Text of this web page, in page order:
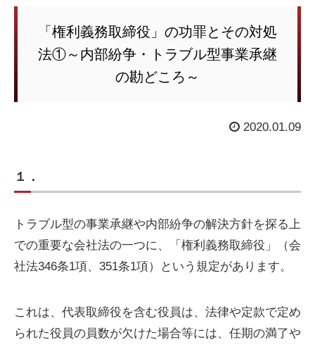
「権利義務取締役」の功罪とその対処
法①～内部紛争・トラブル型事業承継
の勘どころ～
2020.01.09
１．
トラブル型の事業承継や内部紛争の解決方針を探る上
での重要な会社法の一つに、「権利義務取締役」（会
社法346条1項、351条1項）という規定があります。
これは、代表取締役を含む役員は、法律や定款で定め
られた役員の員数が欠けた場合等には、任期の満了や